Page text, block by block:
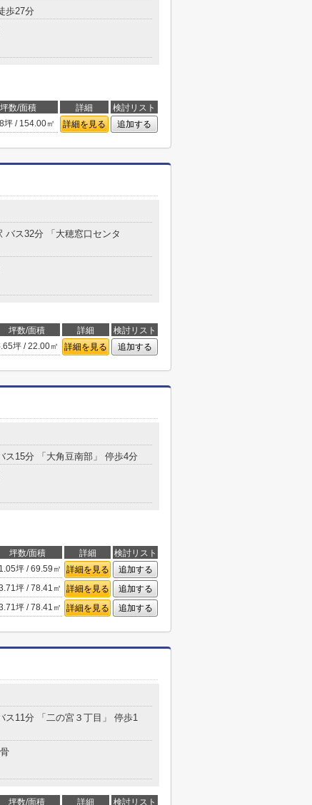
歩27分
坪数/面積 詳細
検討リスト
坪 / 154.00㎡ 詳細を見る 追加する
バス32分 「大穂窓口センタ
坪数/面積 詳細
検討リスト
坪 / 22.00㎡ 詳細を見る 追加する
ス15分 「大角豆南部」 停歩4分
坪数/面積 詳細
検討リスト
坪 / 69.59㎡ 詳細を見る
追加する
坪 / 78.41㎡ 詳細を見る
追加する
坪 / 78.41㎡ 詳細を見る 追加する
ス11分 「二の宮３丁目」 停歩1
坪数/面積 詳細 検討リスト